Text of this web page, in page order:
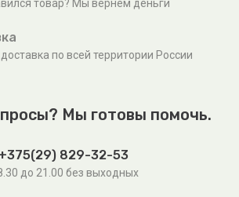
товар? Мы вернем деньги
по всей территории России
Мы готовы помочь.
+375(29) 829-32-53
до 21.00 без выходных